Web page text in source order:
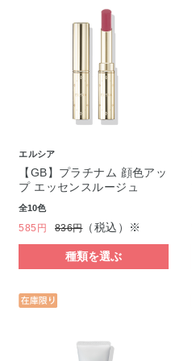
エルシア
【GB】プラチナム 顔色アッ
プ エッセンスルージュ
全10色
585円 836円（税込）※
種類を選ぶ